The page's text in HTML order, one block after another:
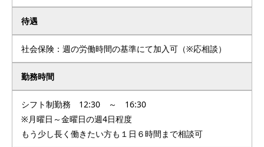
待遇
社会保険：週の労働時間の基準にて加入可（※応相談）
勤務時間
シフト制勤務 12:30 ～ 16:30
※月曜日～金曜日の週4日程度
もう少し長く働きたい方も１日６時間まで相談可